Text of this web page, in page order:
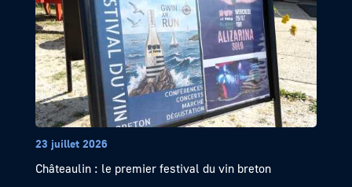
23 juillet 2026
Châteaulin : le premier festival du vin breton